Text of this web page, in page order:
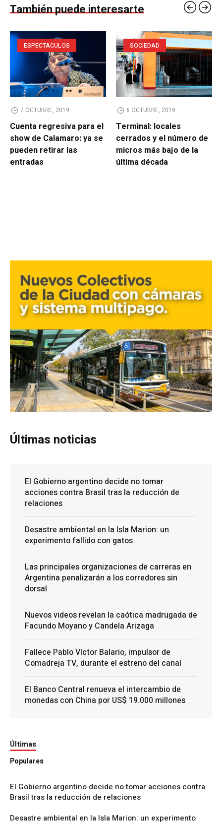
También puede interesarte
ESPECTACULOS
7 OCTUBRE, 2019
Cuenta regresiva para el
show de Calamaro: ya se
pueden retirar las
entradas
SOCIEDAD
6 OCTUBRE, 2019
Terminal: locales
cerrados y el número de
micros más bajo de la
última década
Últimas noticias
El Gobierno argentino decide no tomar
acciones contra Brasil tras la reducción de
relaciones
Desastre ambiental en la Isla Marion: un
experimento fallido con gatos
Las principales organizaciones de carreras en
Argentina penalizarán a los corredores sin
dorsal
Nuevos videos revelan la caótica madrugada de
Facundo Moyano y Candela Arizaga
Fallece Pablo Víctor Balario, impulsor de
Comadreja TV, durante el estreno del canal
El Banco Central renueva el intercambio de
monedas con China por US$ 19.000 millones
Últimas
Populares
El Gobierno argentino decide no tomar acciones contra
Brasil tras la reducción de relaciones
Desastre ambiental en la Isla Marion: un experimento